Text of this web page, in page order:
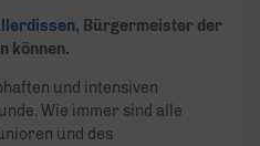
, Bürgermeister der
können.
und intensiven
Wie immer sind alle
und des